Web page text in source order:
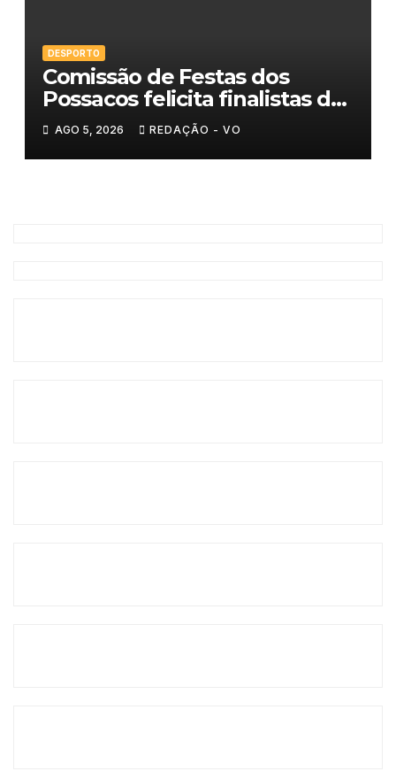
DESPORTO
Comissão de Festas dos
Possacos felicita finalistas do
Torneio de Sueca
AGO 5, 2026 REDAÇÃO - VO